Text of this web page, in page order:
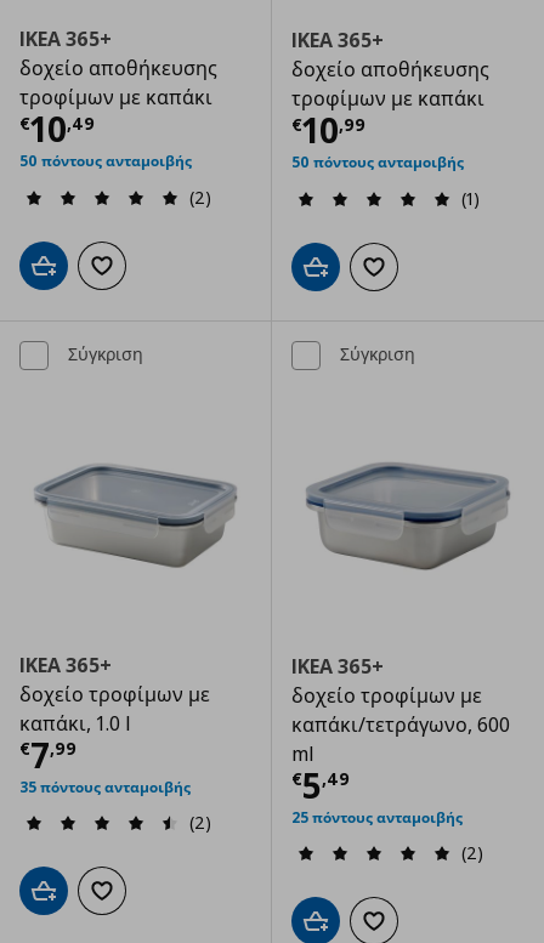
IKEA 365+
δοχείο αποθήκευσης
τροφίμων με καπάκι
€10,49
Τρέχουσα τιμή € 10,49
50 πόντους ανταμοιβής
(2)
Προσθήκη στο καλάθι
Προσθήκη στα αγαπημένα
IKEA 365+
δοχείο αποθήκευσης
τροφίμων με καπάκι
€10,99
Τρέχουσα
50 πόντους ανταμοιβής
(1)
Προσθήκη στο καλάθι
Προσθήκη στα
Σύγκριση
IKEA 365+
δοχείο τροφίμων με
καπάκι, 1.0 l
€7,99
Τρέχουσα τιμή € 7,99
35 πόντους ανταμοιβής
(2)
Προσθήκη στο καλάθι
Προσθήκη στα αγαπημένα
Σύγκριση
IKEA 365+
δοχείο τροφίμων με
καπάκι/τετράγωνο, 600
ml
€5,49
Τρέχουσα
25 πόντους ανταμοιβής
(2)
Προσθήκη στο καλάθι
Προσθήκη στα